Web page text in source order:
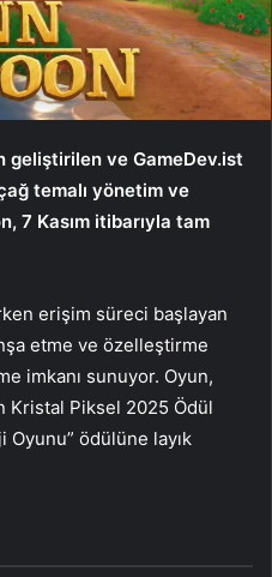
geliştirilen ve GameDev.ist
temalı yönetim ve
7 Kasım itibarıyla tam
erişim süreci başlayan
etme ve özelleştirme
imkanı sunuyor. Oyun,
Kristal Piksel 2025 Ödül
Oyunu” ödülüne layık